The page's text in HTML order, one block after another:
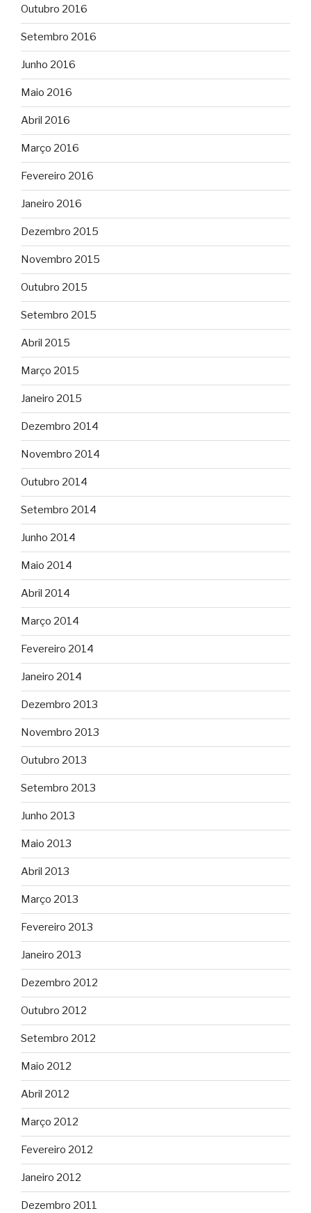
Outubro 2016
Setembro 2016
Junho 2016
Maio 2016
Abril 2016
Março 2016
Fevereiro 2016
Janeiro 2016
Dezembro 2015
Novembro 2015
Outubro 2015
Setembro 2015
Abril 2015
Março 2015
Janeiro 2015
Dezembro 2014
Novembro 2014
Outubro 2014
Setembro 2014
Junho 2014
Maio 2014
Abril 2014
Março 2014
Fevereiro 2014
Janeiro 2014
Dezembro 2013
Novembro 2013
Outubro 2013
Setembro 2013
Junho 2013
Maio 2013
Abril 2013
Março 2013
Fevereiro 2013
Janeiro 2013
Dezembro 2012
Outubro 2012
Setembro 2012
Maio 2012
Abril 2012
Março 2012
Fevereiro 2012
Janeiro 2012
Dezembro 2011